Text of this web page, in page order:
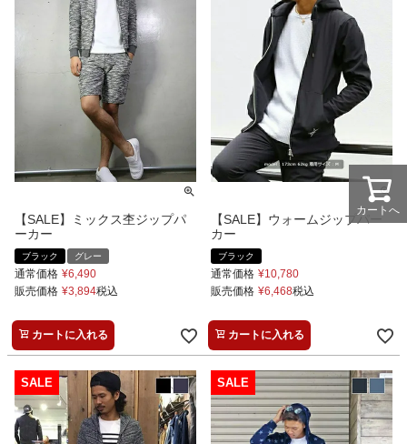
【SALE】ミックス杢ジップパ
ーカー
ブラック グレー
通常価格 ¥6,490
販売価格 ¥3,894税込
カートに入れる
【SALE】ウォームジップパー
カー
ブラック
通常価格 ¥10,780
販売価格 ¥6,468税込
カートに入れる
カートへ